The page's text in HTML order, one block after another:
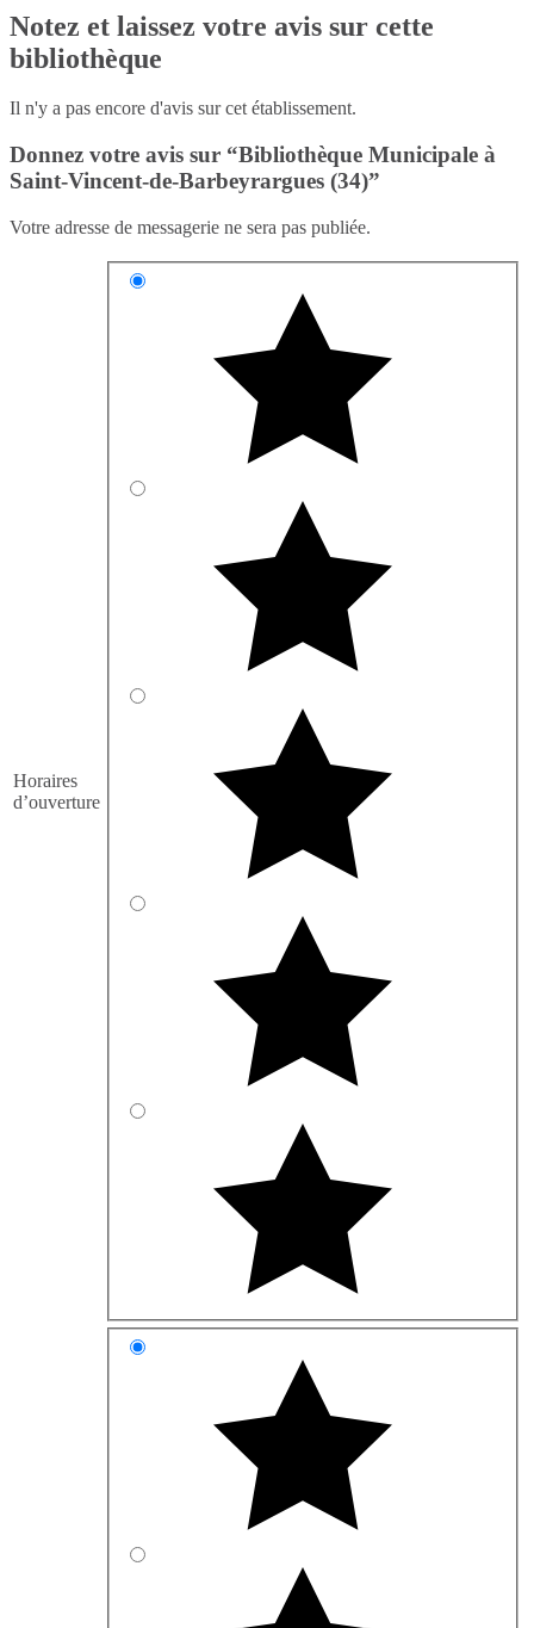
Notez et laissez votre avis sur cette
bibliothèque
Il n'y a pas encore d'avis sur cet établissement.
Donnez votre avis sur “Bibliothèque Municipale à
Saint-Vincent-de-Barbeyrargues (34)”
Votre adresse de messagerie ne sera pas publiée.
Horaires
d’ouverture